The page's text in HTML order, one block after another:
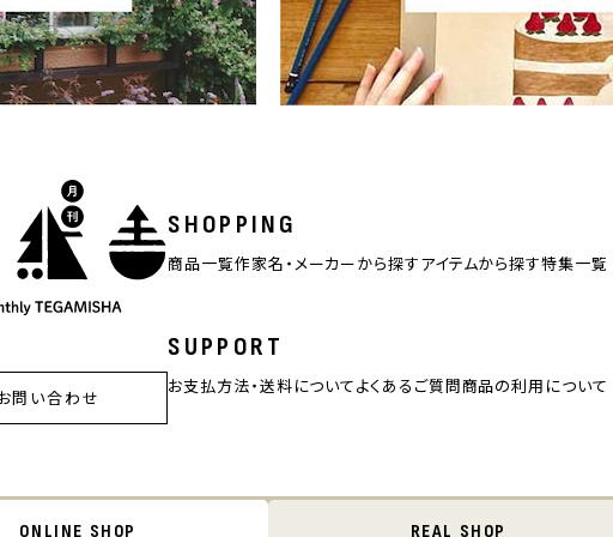
SHOPPING
商品一覧作家名・メーカーから探すアイテムから探す特集一覧
SUPPORT
お支払方法・送料についてよくあるご質問商品の利用について
問い合わせ
ONLINE SHOP REAL SHOP